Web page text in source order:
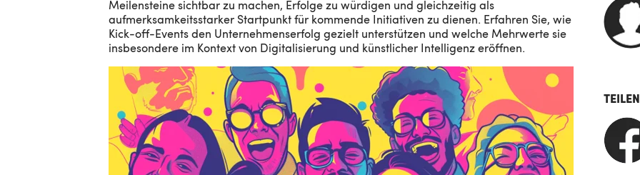
Meilensteine sichtbar zu machen, Erfolge zu würdigen und gleichzeitig als
aufmerksamkeitsstarker Startpunkt für kommende Initiativen zu dienen. Erfahren Sie, wie
Kick-off-Events den Unternehmenserfolg gezielt unterstützen und welche Mehrwerte sie
insbesondere im Kontext von Digitalisierung und künstlicher Intelligenz eröffnen.
TEILEN